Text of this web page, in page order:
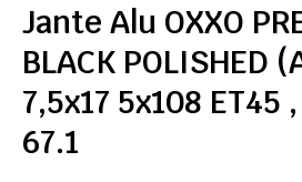
Jante Alu OXXO
BLACK POLISHED
7,5x17 5x108 ET45
67.1